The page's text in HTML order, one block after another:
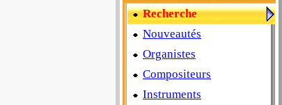
Recherche
Nouveautés
Organistes
Compositeurs
Instruments